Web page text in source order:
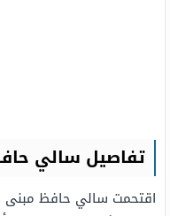
تفاصيل سالي
اقتحمت سالي حافظ مبنى